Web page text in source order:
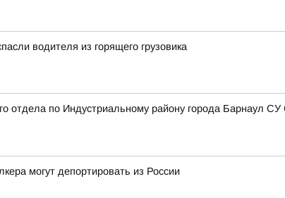
водителя из горящего грузовика
отдела по Индустриальному району города Барнаул
могут депортировать из России